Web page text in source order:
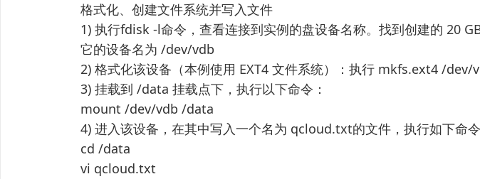
格式化、创建文件系统并写入文件
1) 执行fdisk -l命令，查看连接到实例的盘设备名称。找到创建的 20
它的设备名为 /dev/vdb
2) 格式化该设备（本例使用 EXT4 文件系统）：执行 mkfs.ext4 /dev/
3) 挂载到 /data 挂载点下，执行以下命令：
mount /dev/vdb /data
4) 进入该设备，在其中写入一个名为 qcloud.txt的文件，执行如下命令
cd /data
vi qcloud.txt